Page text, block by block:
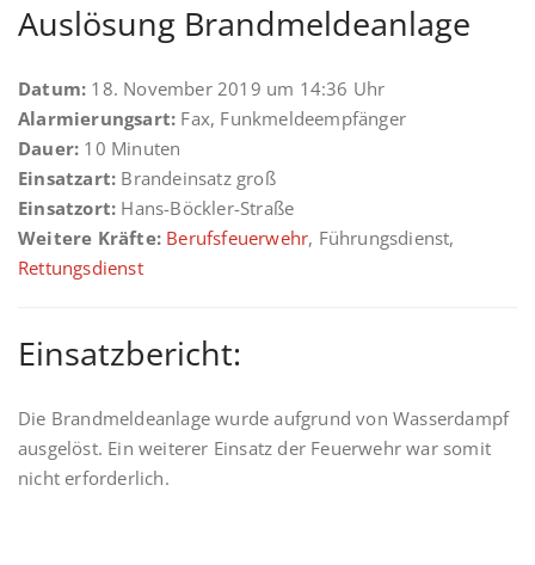
Auslösung Brandmeldeanlage
Datum: 18. November 2019 um 14:36 Uhr
Alarmierungsart: Fax, Funkmeldeempfänger
Dauer: 10 Minuten
Einsatzart: Brandeinsatz groß
Einsatzort: Hans-Böckler-Straße
Weitere Kräfte: Berufsfeuerwehr, Führungsdienst,
Rettungsdienst
Einsatzbericht:
Die Brandmeldeanlage wurde aufgrund von Wasserdampf
ausgelöst. Ein weiterer Einsatz der Feuerwehr war somit
nicht erforderlich.